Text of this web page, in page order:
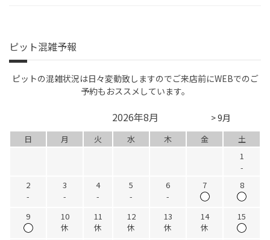
ピット混雑予報
ピットの混雑状況は日々変動致しますのでご来店前にWEBでのご
予約もおススメしています。
> 9月
2026年8月
日 月 火 水 木 金
土
1
-
2
-
3
-
4
-
5
-
6
-
7 8
9
10
休
11
休
12
休
13
休
14
休
15